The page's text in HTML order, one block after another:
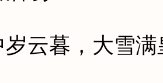
暮，大雪满